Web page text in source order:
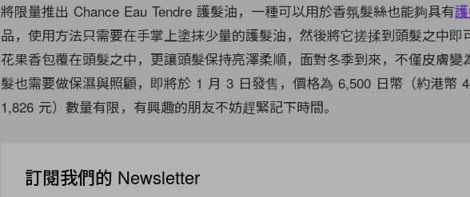
將限量推出 Chance Eau Tendre 護髮油，一種可以用於香氛髮絲也能夠具有
品，使用方法只需要在手掌上塗抹少量的護髮油，然後將它搓揉到頭髮之中即
花果香包覆在頭髮之中，更讓頭髮保持亮澤柔順，面對冬季到來，不僅皮膚變
髮也需要做保濕與照顧，即將於 1 月 3 日發售，價格為 6,500 日幣（約港幣
1,826 元）數量有限，有興趣的朋友不妨趕緊記下時間。
訂閱我們的 Newsletter